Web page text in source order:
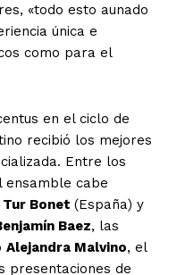
«todo esto aunado
única e
como para el
en el ciclo de
recibió los mejores
Entre los
ensamble cabe
Tur Bonet (España) y
Baez, las
Alejandra Malvino, el
presentaciones de